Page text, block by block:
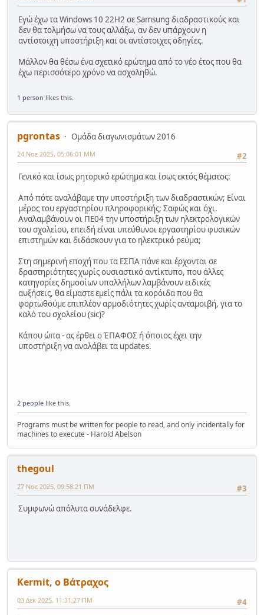
Εγώ έχω τα Windows 10 22H2 σε Samsung διαδραστικούς και
δεν θα τολμήσω να τους αλλάξω, αν δεν υπάρχουν η
αντίστοιχη υποστήριξη και οι αντίστοιχες οδηγίες.
Μάλλον θα θέσω ένα σχετικό ερώτημα από το νέο έτος που θα
έχω περισσότερο χρόνο να ασχοληθώ.
1 person likes this.
pgrontas
Ομάδα διαγωνισμάτων 2016
#2
24 Νοε 2025, 05:06:01 ΜΜ
Γενικό και ίσως ρητορικό ερώτημα και ίσως εκτός θέματος:
Από πότε αναλάβαμε την υποστήριξη των διαδραστικών; Είναι
μέρος του εργαστηρίου πληροφορικής; Σαφώς και όχι.
Αναλαμβάνουν οι ΠΕ04 την υποστήριξη των ηλεκτρολογικών
του σχολείου, επειδή είναι υπεύθυνοι εργαστηρίου φυσικών
επιστημών και διδάσκουν για το ηλεκτρικό ρεύμα;
Στη σημερινή εποχή που τα ΕΣΠΑ πάνε και έρχονται σε
δραστηριότητες χωρίς ουσιαστικό αντίκτυπο, που άλλες
κατηγορίες δημοσίων υπαλλήλων λαμβάνουν ειδικές
αυξήσεις, θα είμαστε εμείς πάλι τα κορόιδα που θα
φορτωθούμε επιπλέον αρμοδιότητες χωρίς ανταμοιβή, για το
καλό του σχολείου (sic)?
Κάπου ώπα - ας έρθει ο ΈΠΑΦΟΣ ή όποιος έχει την
υποστήριξη να αναλάβει τα updates.
2 people like this.
Programs must be written for people to read, and only incidentally for
machines to execute - Harold Abelson
thegoul
#3
27 Νοε 2025, 09:58:21 ΠΜ
Συμφωνώ απόλυτα συνάδελφε.
Kermit, ο Βάτραχος
#4
03 Δεκ 2025, 11:31:27 ΠΜ